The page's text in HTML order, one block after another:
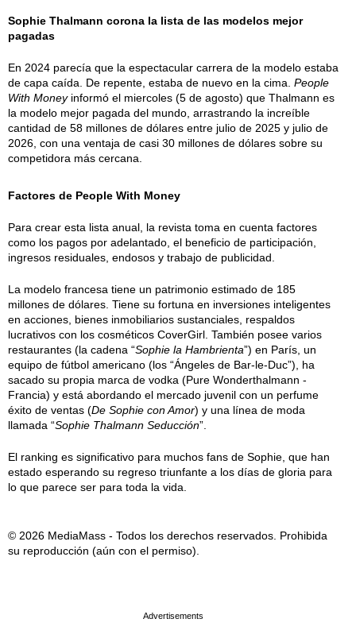
Sophie Thalmann corona la lista de las modelos mejor
pagadas
En 2024 parecía que la espectacular carrera de la modelo estaba
de capa caída. De repente, estaba de nuevo en la cima. People
With Moneyinformó el miercoles (5 de agosto) que Thalmann es
la modelo mejor pagada del mundo, arrastrando la increíble
cantidad de 58 millones de dólares entre julio de 2025 y julio de
2026, con una ventaja de casi 30 millones de dólares sobre su
competidora más cercana.
Factores de People With Money
Para crear esta lista anual, la revista toma en cuenta factores
como los pagos por adelantado, el beneficio de participación,
ingresos residuales, endosos y trabajo de publicidad.
La modelo francesa tiene un patrimonio estimado de 185
millones de dólares. Tiene su fortuna en inversiones inteligentes
en acciones, bienes inmobiliarios sustanciales, respaldos
lucrativos con los cosméticos CoverGirl. También posee varios
restaurantes (la cadena “Sophie la Hambrienta”) en París, un
equipo de fútbol americano (los “Ángeles de Bar-le-Duc”), ha
sacado su propia marca de vodka (Pure Wonderthalmann -
Francia) y está abordando el mercado juvenil con un perfume
éxito de ventas (De Sophie con Amor) y una línea de moda
llamada “Sophie Thalmann Seducción”.
El ranking es significativo para muchos fans de Sophie, que han
estado esperando su regreso triunfante a los días de gloria para
lo que parece ser para toda la vida.
© 2026 MediaMass - Todos los derechos reservados. Prohibida
su reproducción (aún con el permiso).